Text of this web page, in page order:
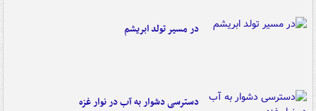
در مسیر تولد ابریشم
دسترسی دشوار به آب در نوار غزه